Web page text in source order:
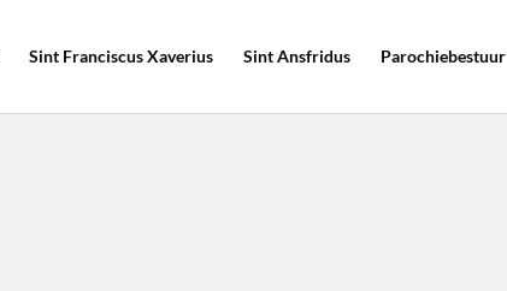
Sint Franciscus Xaverius Sint Ansfridus Parochiebestuur